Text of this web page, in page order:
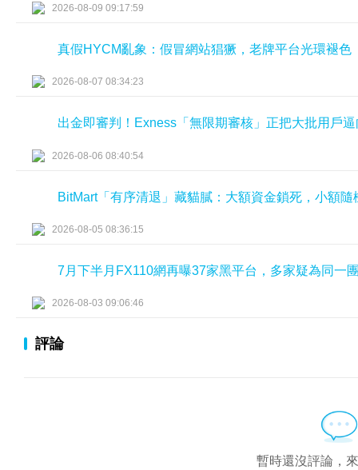
2026-08-09 09:17:59
真假HYCM亂象：假冒網站猖獗，老牌平台光環褪色
2026-08-07 08:34:23
出金即審判！Exness「無限期審核」正把大批用戶
2026-08-06 08:40:54
BitMart「有序清退」藏貓膩：大額資金鎖死，小額隨
2026-08-05 08:36:15
7月下半月FX110網再曝37家黑平台，多家疑為同一
2026-08-03 09:06:46
評論
暫時還沒評論，